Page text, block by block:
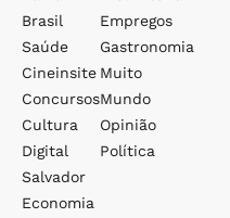
Brasil
Saúde
Cineinsite
Concursos
Cultura
Digital
Salvador
Economia
Empregos
Gastronomia
Muito
Mundo
Opinião
Política